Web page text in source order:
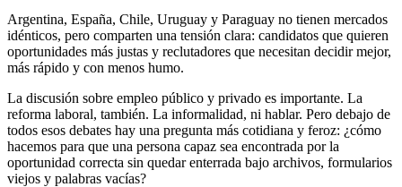
Argentina, España, Chile, Uruguay y Paraguay no tienen mercados
idénticos, pero comparten una tensión clara: candidatos que quieren
oportunidades más justas y reclutadores que necesitan decidir mejor,
más rápido y con menos humo.
La discusión sobre empleo público y privado es importante. La
reforma laboral, también. La informalidad, ni hablar. Pero debajo de
todos esos debates hay una pregunta más cotidiana y feroz: ¿cómo
hacemos para que una persona capaz sea encontrada por la
oportunidad correcta sin quedar enterrada bajo archivos, formularios
viejos y palabras vacías?